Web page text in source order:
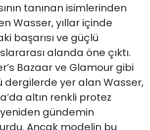
tanınan isimlerinden
Wasser, yıllar içinde
başarısı ve güçlü
alanda öne çıktı.
Bazaar ve Glamour gibi
dergilerde yer alan Wasser,
altın renkli protez
gündemin
Ancak modelin bu